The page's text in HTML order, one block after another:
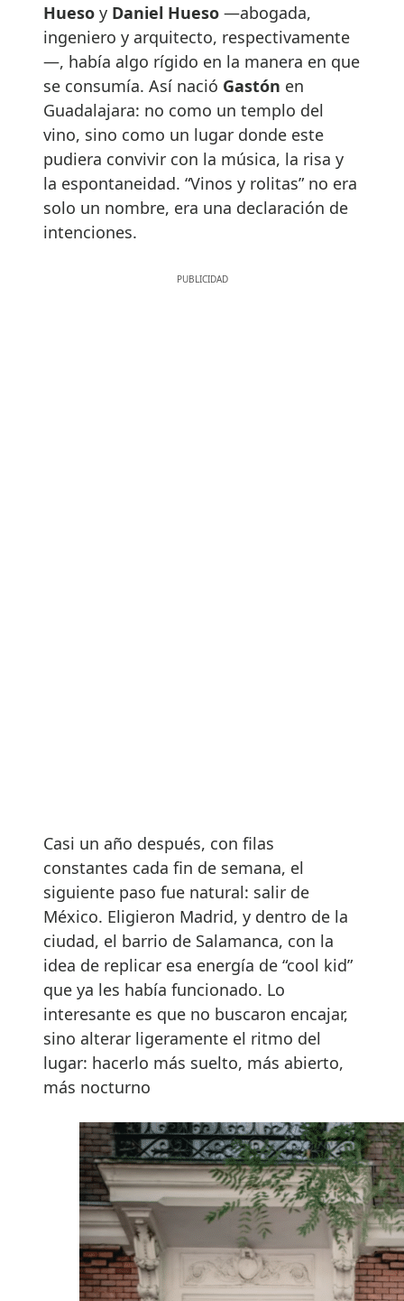
Hueso y Daniel Hueso —abogada,
ingeniero y arquitecto, respectivamente
—, había algo rígido en la manera en que
se consumía. Así nació Gastón en
Guadalajara: no como un templo del
vino, sino como un lugar donde este
pudiera convivir con la música, la risa y
la espontaneidad. “Vinos y rolitas” no era
solo un nombre, era una declaración de
intenciones.
Casi un año después, con filas
constantes cada fin de semana, el
siguiente paso fue natural: salir de
México. Eligieron Madrid, y dentro de la
ciudad, el barrio de Salamanca, con la
idea de replicar esa energía de “cool kid”
que ya les había funcionado. Lo
interesante es que no buscaron encajar,
sino alterar ligeramente el ritmo del
lugar: hacerlo más suelto, más abierto,
más nocturno